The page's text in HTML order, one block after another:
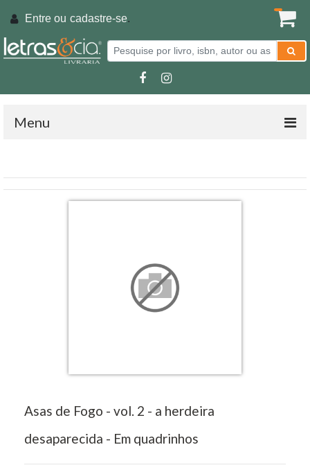
Entre ou cadastre-se.
Menu
Asas de Fogo - vol. 2 - a herdeira
desaparecida - Em quadrinhos